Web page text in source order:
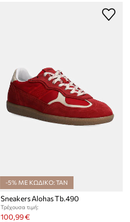
-5% ΜΕ ΚΩΔΙΚΟ: TAN
Sneakers Alohas Tb.490
Τρέχουσα τιμή:
100,99 €